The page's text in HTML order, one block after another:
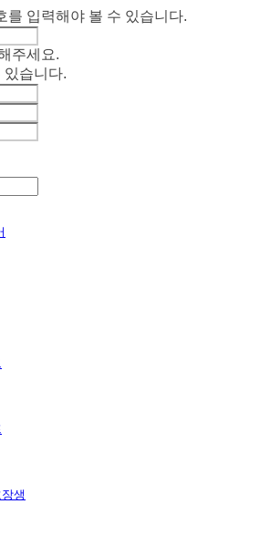
를 입력해야 볼 수 있습니다.
주세요.
있습니다.
생